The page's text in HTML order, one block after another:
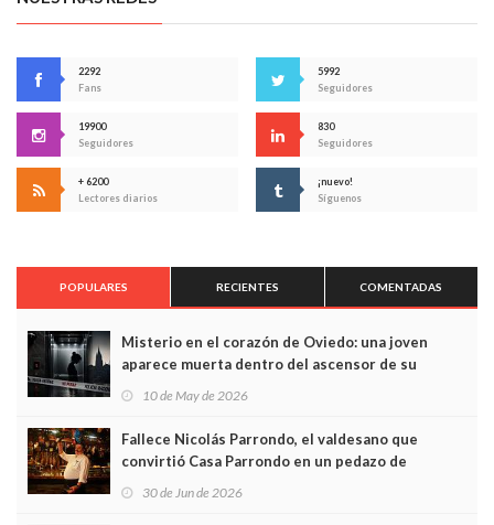
2292
Fans
5992
Seguidores
19900
Seguidores
830
Seguidores
+ 6200
Lectores diarios
¡nuevo!
Síguenos
POPULARES RECIENTES COMENTADAS
Misterio en el corazón de Oviedo: una joven
aparece muerta dentro del ascensor de su
edificio y las cámaras captan sus últimos minutos
10 de May de 2026
Fallece Nicolás Parrondo, el valdesano que
convirtió Casa Parrondo en un pedazo de
Asturias en Madrid
30 de Jun de 2026